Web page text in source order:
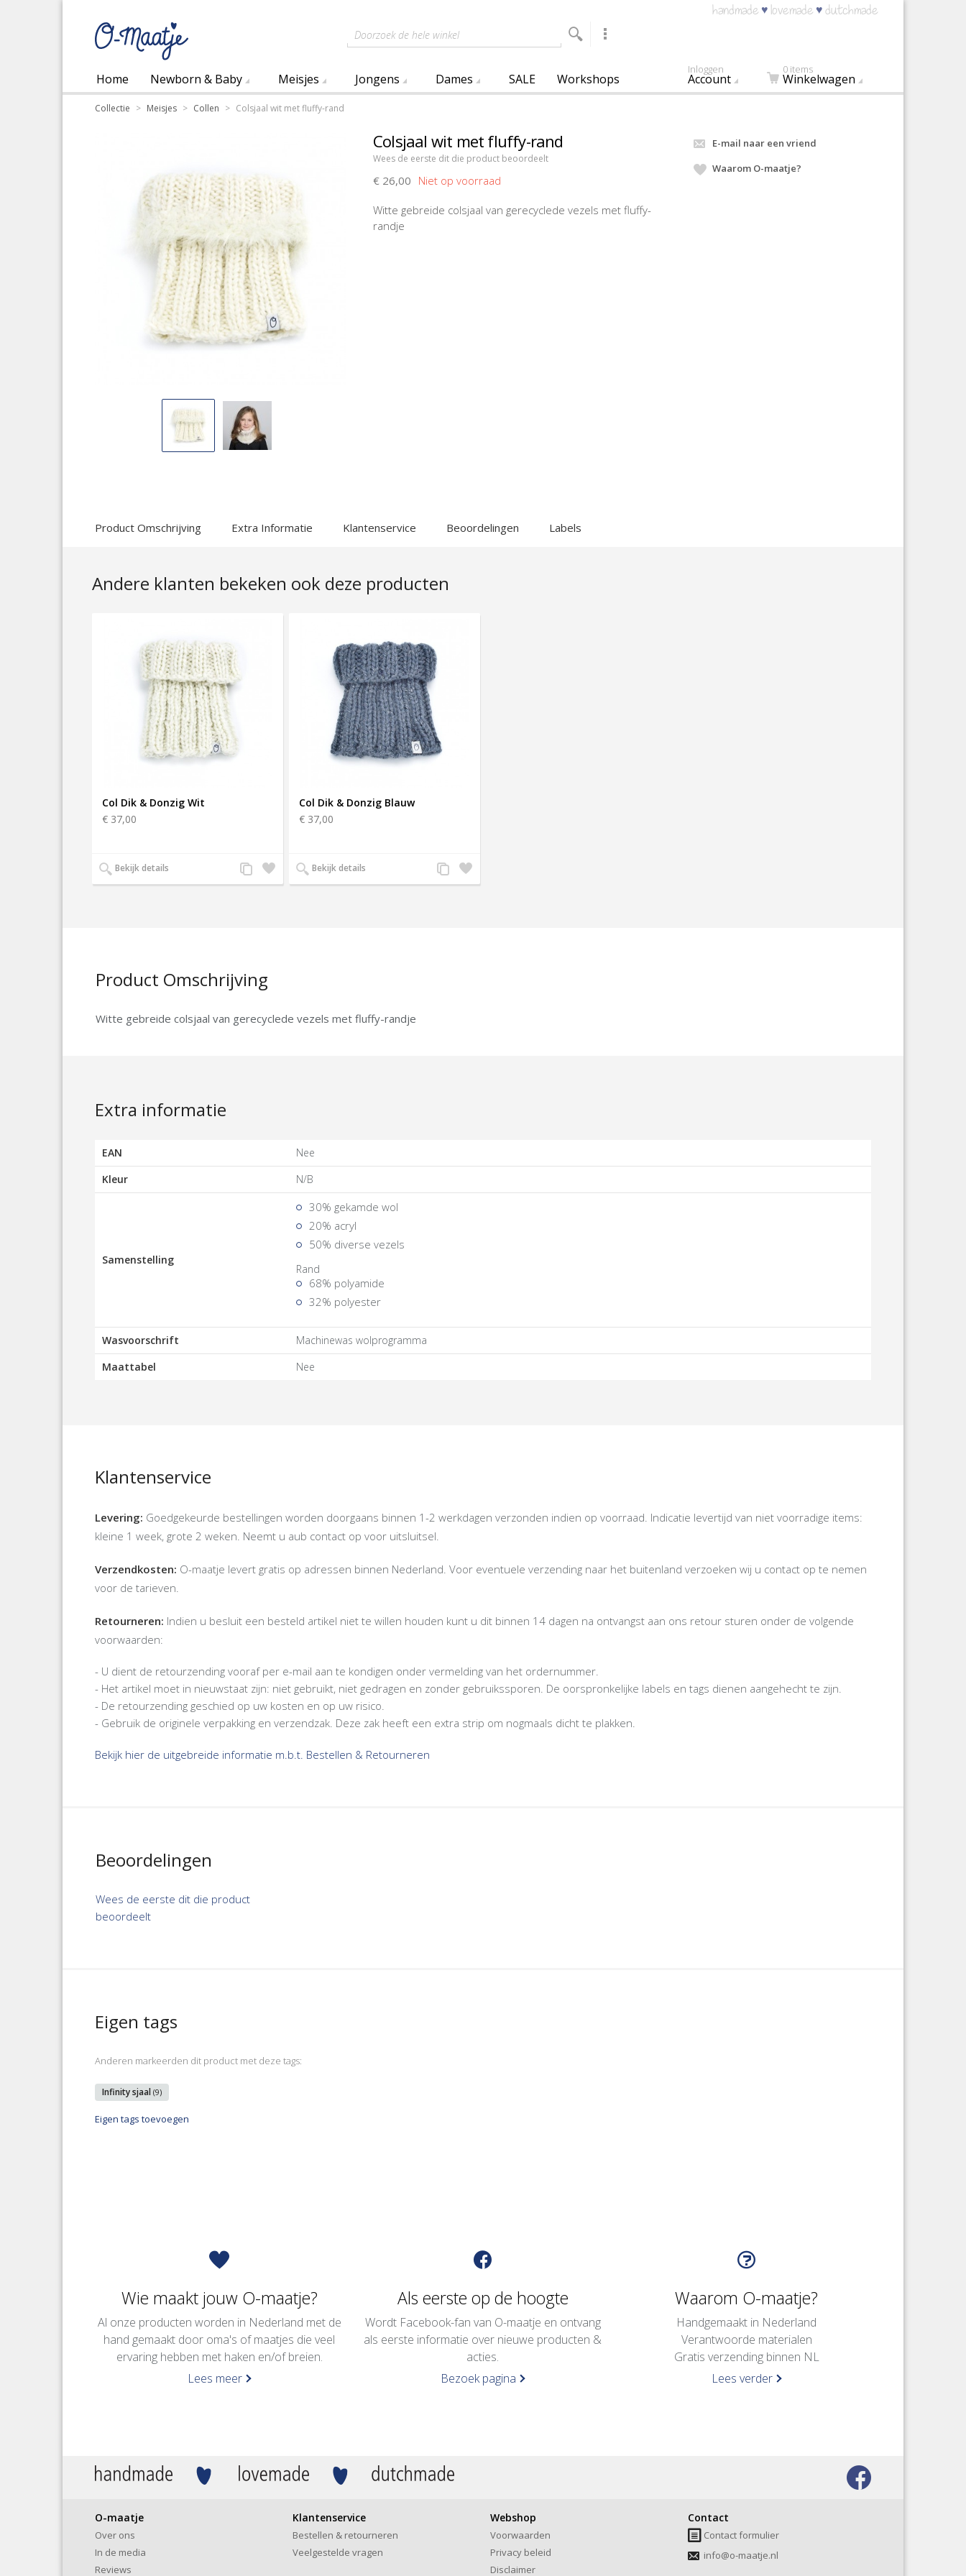
handmade ♥ lovemade ♥dutchmade
Doorzoek de hele winkel
Inloggen
Account
0 items
Winkelwagen
Home Newborn & Baby Meisjes Jongens Dames SALE Workshops
Collectie > Meisjes > Collen > Colsjaal wit met fluffy-rand
Colsjaal wit met fluffy-rand
Wees de eerste dit die product beoordeelt
€ 26,00
Witte gebreide colsjaal van gerecyclede vezels met fluffy-
randje
E-mail naar een vriend
Waarom O-maatje?
Product Omschrijving Extra Informatie Klantenservice Beoordelingen Labels
Andere klanten bekeken ook deze producten
Col Dik & Donzig Wit
€ 37,00
Bekijk details
Zet
op
Voeg
toe
Col Dik & Donzig Blauw
€ 37,00
Bekijk details
Zet
op
Voeg
toe
Product Omschrijving
Witte gebreide colsjaal van gerecyclede vezels met fluffy-randje
Extra informatie
EAN
Nee
Kleur
N/B
Samenstelling
30% gekamde wol
20% acryl
50% diverse vezels
Rand
68% polyamide
32% polyester
Wasvoorschrift
Machinewas wolprogramma
Maattabel
Nee
Klantenservice
Levering: Goedgekeurde bestellingen worden doorgaans binnen 1-2 werkdagen verzonden indien op voorraad. Indicatie levertijd van niet voorradige items:
kleine 1 week, grote 2 weken. Neemt u aub contact op voor uitsluitsel.
Verzendkosten: O-maatje levert gratis op adressen binnen Nederland. Voor eventuele verzending naar het buitenland verzoeken wij u contact op te nemen
voor de tarieven.
Retourneren: Indien u besluit een besteld artikel niet te willen houden kunt u dit binnen 14 dagen na ontvangst aan ons retour sturen onder de volgende
voorwaarden:
- U dient de retourzending vooraf per e-mail aan te kondigen onder vermelding van het ordernummer.
- Het artikel moet in nieuwstaat zijn: niet gebruikt, niet gedragen en zonder gebruikssporen. De oorspronkelijke labels en tags dienen aangehecht te zijn.
- De retourzending geschied op uw kosten en op uw risico.
- Gebruik de originele verpakking en verzendzak. Deze zak heeft een extra strip om nogmaals dicht te plakken.
Bekijk hier de uitgebreide informatie m.b.t. Bestellen & Retourneren
Beoordelingen
Wees de eerste dit die product
beoordeelt
Eigen tags
Anderen markeerden dit product met deze tags:
Infinity sjaal (9)
Eigen tags toevoegen
Wie maakt jouw O-maatje?
Al onze producten worden in Nederland met de
hand gemaakt door oma's of maatjes die veel
ervaring hebben met haken en/of breien.
Lees meer
Als eerste op de hoogte
Wordt Facebook-fan van O-maatje en ontvang
als eerste informatie over nieuwe producten &
acties.
Bezoek pagina
Waarom O-maatje?
Handgemaakt in Nederland
Verantwoorde materialen
Gratis verzending binnen NL
Lees verder
O-maatje
Over ons
In de media
Reviews
Klantenservice
Bestellen & retourneren
Veelgestelde vragen
Webshop
Voorwaarden
Privacy beleid
Disclaimer
Contact
Contact formulier
info@o-maatje.nl